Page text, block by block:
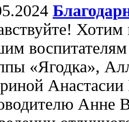
воспитателям
«Ягодка»,
Анне